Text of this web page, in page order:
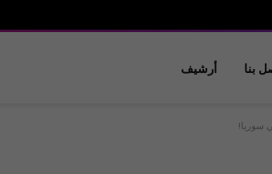
بنا أرشيف
سوريا!